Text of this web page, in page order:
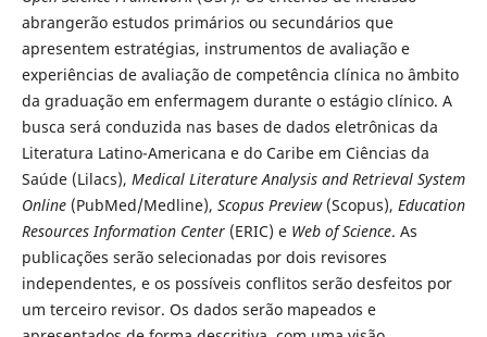
abrangerão estudos primários ou secundários que
apresentem estratégias, instrumentos de avaliação e
experiências de avaliação de competência clínica no âmbito
da graduação em enfermagem durante o estágio clínico. A
busca será conduzida nas bases de dados eletrônicas da
Literatura Latino-Americana e do Caribe em Ciências da
Saúde (Lilacs), Medical Literature Analysis and Retrieval System
Online(PubMed/Medline), Scopus Preview (Scopus), Education
Resources Information Center(ERIC) e Web of Science. As
publicações serão selecionadas por dois revisores
independentes, e os possíveis conflitos serão desfeitos por
um terceiro revisor. Os dados serão mapeados e